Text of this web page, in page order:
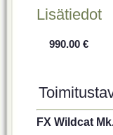
Lisätiedot
990.00 €
FX Wildcat